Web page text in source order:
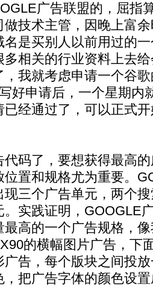
广告联盟的，屈指
做技术主管，因晚上富
名是买别人以前用过的
多相关的行业资料上去
，我就考虑申请一个谷
好申请后，一个星期内
经通过了，可以正式
码了，要想获得最高
置和规格尤为重要。
现三个广告单元，两个
实践证明，GOOGLE
高的一个广告规格，
的横幅图片广告，下
广告，每个版块之间投
把广告字体的颜色设